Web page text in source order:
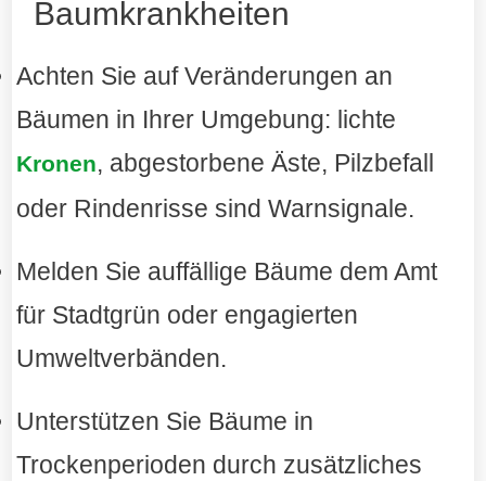
Baumkrankheiten
Achten Sie auf Veränderungen an
Bäumen in Ihrer Umgebung: lichte
Kronen, abgestorbene Äste, Pilzbefall
oder Rindenrisse sind Warnsignale.
Melden Sie auffällige Bäume dem Amt
für Stadtgrün oder engagierten
Umweltverbänden.
Unterstützen Sie Bäume in
Trockenperioden durch zusätzliches